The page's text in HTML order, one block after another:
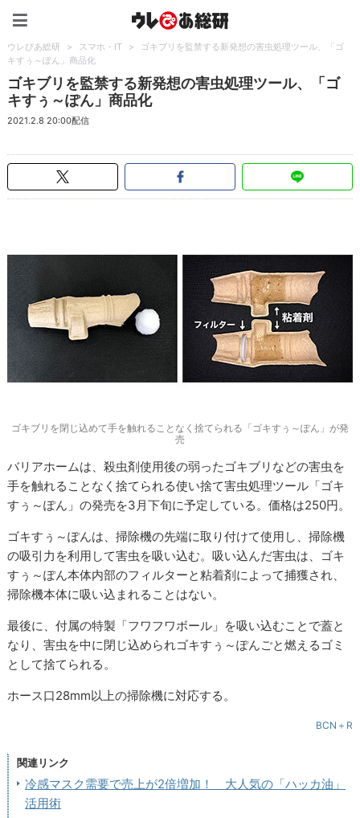
ウレぴあ総研 > スマホ・IT >
ゴキブリを監禁する新発想の害虫処理ツール、「ゴ
キすぅ～ぽん」商品化
ゴキブリを監禁する新発想の害虫処理ツール、「ゴ
キすぅ～ぽん」商品化
2021.2.8 20:00配信
ゴキブリを閉じ込めて手を触れることなく捨てられる「ゴキすぅ～ぽん」が発
売
バリアホームは、殺虫剤使用後の弱ったゴキブリなどの害虫を
手を触れることなく捨てられる使い捨て害虫処理ツール「ゴキ
すぅ～ぽん」の発売を3月下旬に予定している。価格は250円。
ゴキすぅ～ぽんは、掃除機の先端に取り付けて使用し、掃除機
の吸引力を利用して害虫を吸い込む。吸い込んだ害虫は、ゴキ
すぅ～ぽん本体内部のフィルターと粘着剤によって捕獲され、
掃除機本体に吸い込まれることはない。
最後に、付属の特製「フワフワボール」を吸い込むことで蓋と
なり、害虫を中に閉じ込められゴキすぅ～ぽんごと燃えるゴミ
として捨てられる。
ホース口28mm以上の掃除機に対応する。
BCN＋R
関連リンク
冷感マスク需要で売上が2倍増加！ 大人気の「ハッカ油」
活用術